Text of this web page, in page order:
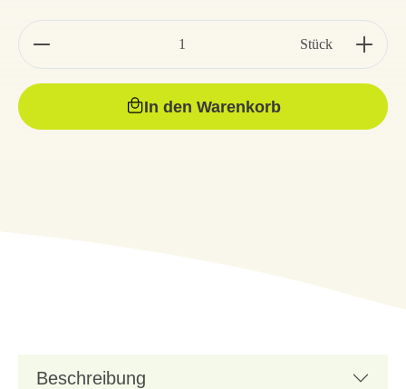
Stück
In den Warenkorb
Beschreibung